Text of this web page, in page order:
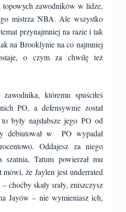
topowych zawodników w lidze,
mistrza NBA. Ale wszystko
przynajmniej na razie i tak
na Brooklynie na co najmniej
o czym za chwilę też
któremu spuściłeś
PO, a defensywnie został
były najsłabsze jego PO od
debiutował w PO wypadał
Oddajesz za niego
szatnia, Tatum powierzał mu
że Jaylen jest underrated
choćby skały srały, zniszczysz
Jayów – nie wymieniasz ich,